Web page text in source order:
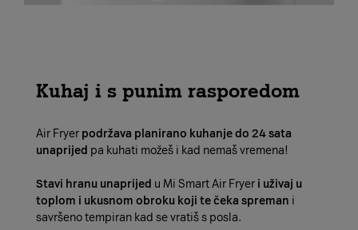
Kuhaj i s punim rasporedom
Air Fryer podržava planirano kuhanje do 24 sata
unaprijed pa kuhati možeš i kad nemaš vremena!
Stavi hranu unaprijed u Mi Smart Air Fryer i uživaj u
toplom i ukusnom obroku koji te čeka spreman i
savršeno tempiran kad se vratiš s posla.